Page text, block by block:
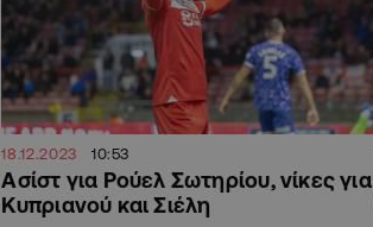
18.12.2023 10:53
Ασίστ για Ρούελ Σωτηρίου, νίκες για
Κυπριανού και Σιέλη